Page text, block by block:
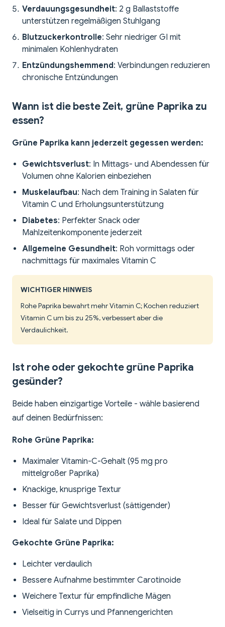
Verdauungsgesundheit: 2 g Ballaststoffe
unterstützen regelmäßigen Stuhlgang
Blutzuckerkontrolle: Sehr niedriger GI mit
minimalen Kohlenhydraten
Entzündungshemmend: Verbindungen reduzieren
chronische Entzündungen
Wann ist die beste Zeit, grüne Paprika zu
essen?
Grüne Paprika kann jederzeit gegessen werden:
Gewichtsverlust: In Mittags- und Abendessen für
Volumen ohne Kalorien einbeziehen
Muskelaufbau: Nach dem Training in Salaten für
Vitamin C und Erholungsunterstützung
Diabetes: Perfekter Snack oder
Mahlzeitenkomponente jederzeit
Allgemeine Gesundheit: Roh vormittags oder
nachmittags für maximales Vitamin C
WICHTIGER HINWEIS
Rohe Paprika bewahrt mehr Vitamin C; Kochen reduziert
Vitamin C um bis zu 25%, verbessert aber die
Verdaulichkeit.
Ist rohe oder gekochte grüne Paprika
gesünder?
Beide haben einzigartige Vorteile - wähle basierend
auf deinen Bedürfnissen:
Rohe Grüne Paprika:
Maximaler Vitamin-C-Gehalt (95 mg pro
mittelgroßer Paprika)
Knackige, knusprige Textur
Besser für Gewichtsverlust (sättigender)
Ideal für Salate und Dippen
Gekochte Grüne Paprika:
Leichter verdaulich
Bessere Aufnahme bestimmter Carotinoide
Weichere Textur für empfindliche Mägen
Vielseitig in Currys und Pfannengerichten